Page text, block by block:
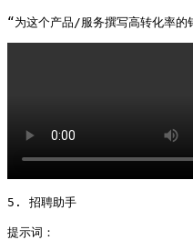
“为这个产品/服务撰写高转化率
5. 招聘助手
提示词：